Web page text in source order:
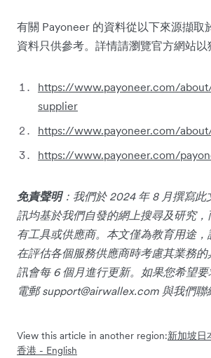
有關 Payoneer 的資料從以下來源擷取
資料只供參考。詳情請瀏覽官方網站以
https://www.payoneer.com/
supplier
https://www.payoneer.com/
https://www.payoneer.com/
免責聲明：我們於 2024 年 8 月撰寫此
訊均基於我們自發的網上搜尋及研究
有工具或供應商。本文僅為教育用途，
在評估各個服務供應商時考慮其業務
訊會每 6 個月進行更新。如果您希望
電郵support@airwallex.com 與我們聯
View this article in another region:新加坡日
香港 - English